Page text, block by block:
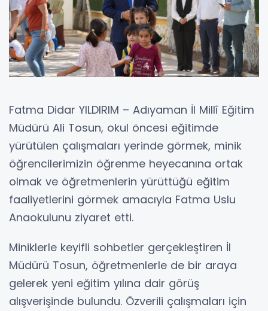
Fatma Didar YILDIRIM – Adıyaman İl Millî Eğitim
Müdürü Ali Tosun, okul öncesi eğitimde
yürütülen çalışmaları yerinde görmek, minik
öğrencilerimizin öğrenme heyecanına ortak
olmak ve öğretmenlerin yürüttüğü eğitim
faaliyetlerini görmek amacıyla Fatma Uslu
Anaokulunu ziyaret etti.
Miniklerle keyifli sohbetler gerçekleştiren İl
Müdürü Tosun, öğretmenlerle de bir araya
gelerek yeni eğitim yılına dair görüş
alışverişinde bulundu. Özverili çalışmaları için